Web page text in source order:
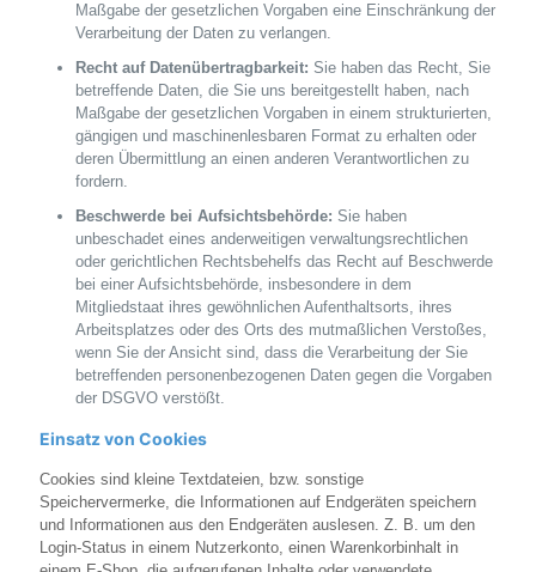
Maßgabe der gesetzlichen Vorgaben eine Einschränkung der
Verarbeitung der Daten zu verlangen.
Recht auf Datenübertragbarkeit: Sie haben das Recht, Sie
betreffende Daten, die Sie uns bereitgestellt haben, nach
Maßgabe der gesetzlichen Vorgaben in einem strukturierten,
gängigen und maschinenlesbaren Format zu erhalten oder
deren Übermittlung an einen anderen Verantwortlichen zu
fordern.
Beschwerde bei Aufsichtsbehörde: Sie haben
unbeschadet eines anderweitigen verwaltungsrechtlichen
oder gerichtlichen Rechtsbehelfs das Recht auf Beschwerde
bei einer Aufsichtsbehörde, insbesondere in dem
Mitgliedstaat ihres gewöhnlichen Aufenthaltsorts, ihres
Arbeitsplatzes oder des Orts des mutmaßlichen Verstoßes,
wenn Sie der Ansicht sind, dass die Verarbeitung der Sie
betreffenden personenbezogenen Daten gegen die Vorgaben
der DSGVO verstößt.
Einsatz von Cookies
Cookies sind kleine Textdateien, bzw. sonstige
Speichervermerke, die Informationen auf Endgeräten speichern
und Informationen aus den Endgeräten auslesen. Z. B. um den
Login-Status in einem Nutzerkonto, einen Warenkorbinhalt in